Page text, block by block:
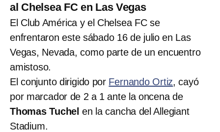
al Chelsea FC en Las Vegas
El Club América y el Chelsea FC se
enfrentaron este sábado 16 de julio en Las
Vegas, Nevada, como parte de un encuentro
amistoso.
El conjunto dirigido por Fernando Ortiz, cayó
por marcador de 2 a 1 ante la oncena de
Thomas Tuchel en la cancha del Allegiant
Stadium.